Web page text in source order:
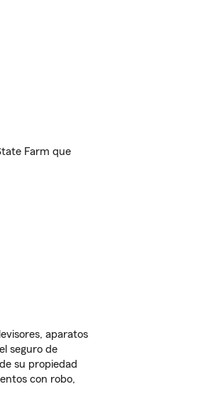
Farm que
aparatos
seguro de
su propiedad
con robo,